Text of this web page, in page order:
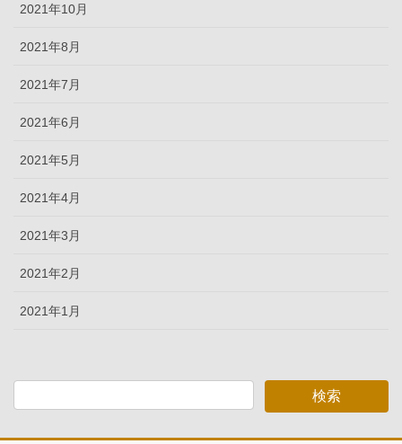
2021年10月
2021年8月
2021年7月
2021年6月
2021年5月
2021年4月
2021年3月
2021年2月
2021年1月